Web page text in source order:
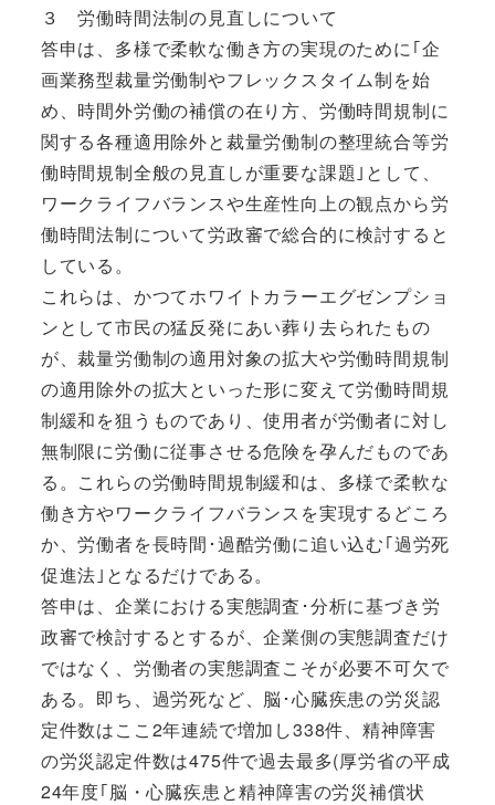
３ 労働時間法制の見直しについて
答申は、多様で柔軟な働き方の実現のために｢企
画業務型裁量労働制やフレックスタイム制を始
め、時間外労働の補償の在り方、労働時間規制に
関する各種適用除外と裁量労働制の整理統合等労
働時間規制全般の見直しが重要な課題｣として、
ワークライフバランスや生産性向上の観点から労
働時間法制について労政審で総合的に検討すると
している。
これらは、かつてホワイトカラーエグゼンプショ
ンとして市民の猛反発にあい葬り去られたもの
が、裁量労働制の適用対象の拡大や労働時間規制
の適用除外の拡大といった形に変えて労働時間規
制緩和を狙うものであり、使用者が労働者に対し
無制限に労働に従事させる危険を孕んだものであ
る。これらの労働時間規制緩和は、多様で柔軟な
働き方やワークライフバランスを実現するどころ
か、労働者を長時間･過酷労働に追い込む｢過労死
促進法｣となるだけである。
答申は、企業における実態調査･分析に基づき労
政審で検討するとするが、企業側の実態調査だけ
ではなく、労働者の実態調査こそが必要不可欠で
ある。即ち、過労死など、脳･心臓疾患の労災認
定件数はここ2年連続で増加し338件、精神障害
の労災認定件数は475件で過去最多(厚労省の平成
24年度｢脳・心臓疾患と精神障害の労災補償状